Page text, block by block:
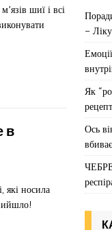
шиї і всі
в
які носила
–
Як
Ось